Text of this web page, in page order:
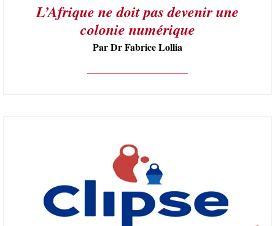
L’Afrique ne doit pas devenir une
colonie numérique
Par Dr Fabrice Lollia